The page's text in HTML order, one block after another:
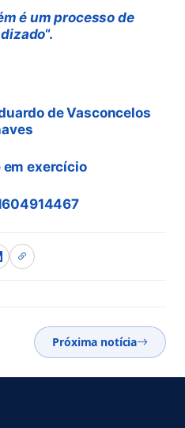
é um processo de
“.
de Vasconcelos
exercício
Próxima notícia